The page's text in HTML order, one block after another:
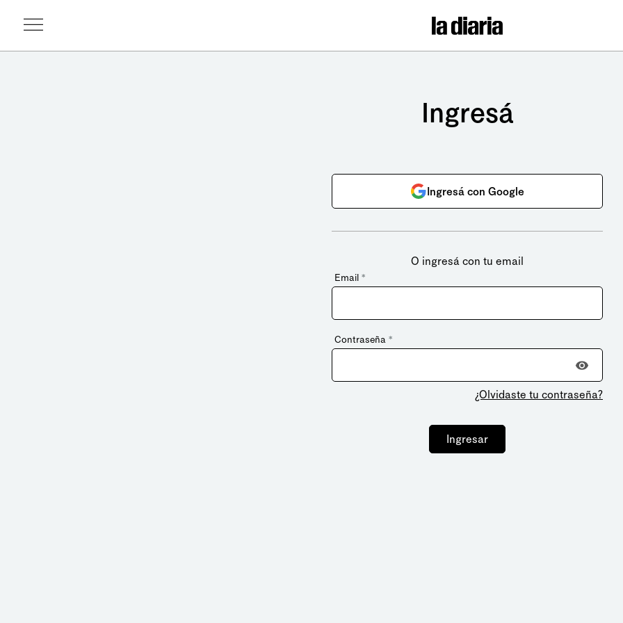
Ingresá
Ingresá con Google
O ingresá con tu email
Email *
Contraseña *
¿Olvidaste tu contraseña?
Ingresar